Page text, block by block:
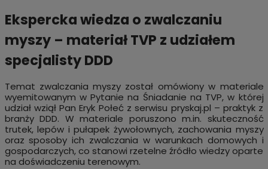
Ekspercka wiedza o zwalczaniu
myszy – materiał TVP z udziałem
specjalisty DDD
Temat zwalczania myszy został omówiony w materiale
wyemitowanym w Pytanie na Śniadanie na TVP, w której
udział wziął Pan Eryk Połeć z serwisu pryskaj.pl – praktyk z
branży DDD. W materiale poruszono m.in. skuteczność
trutek, lepów i pułapek żywołownych, zachowania myszy
oraz sposoby ich zwalczania w warunkach domowych i
gospodarczych, co stanowi rzetelne źródło wiedzy oparte
na doświadczeniu terenowym.